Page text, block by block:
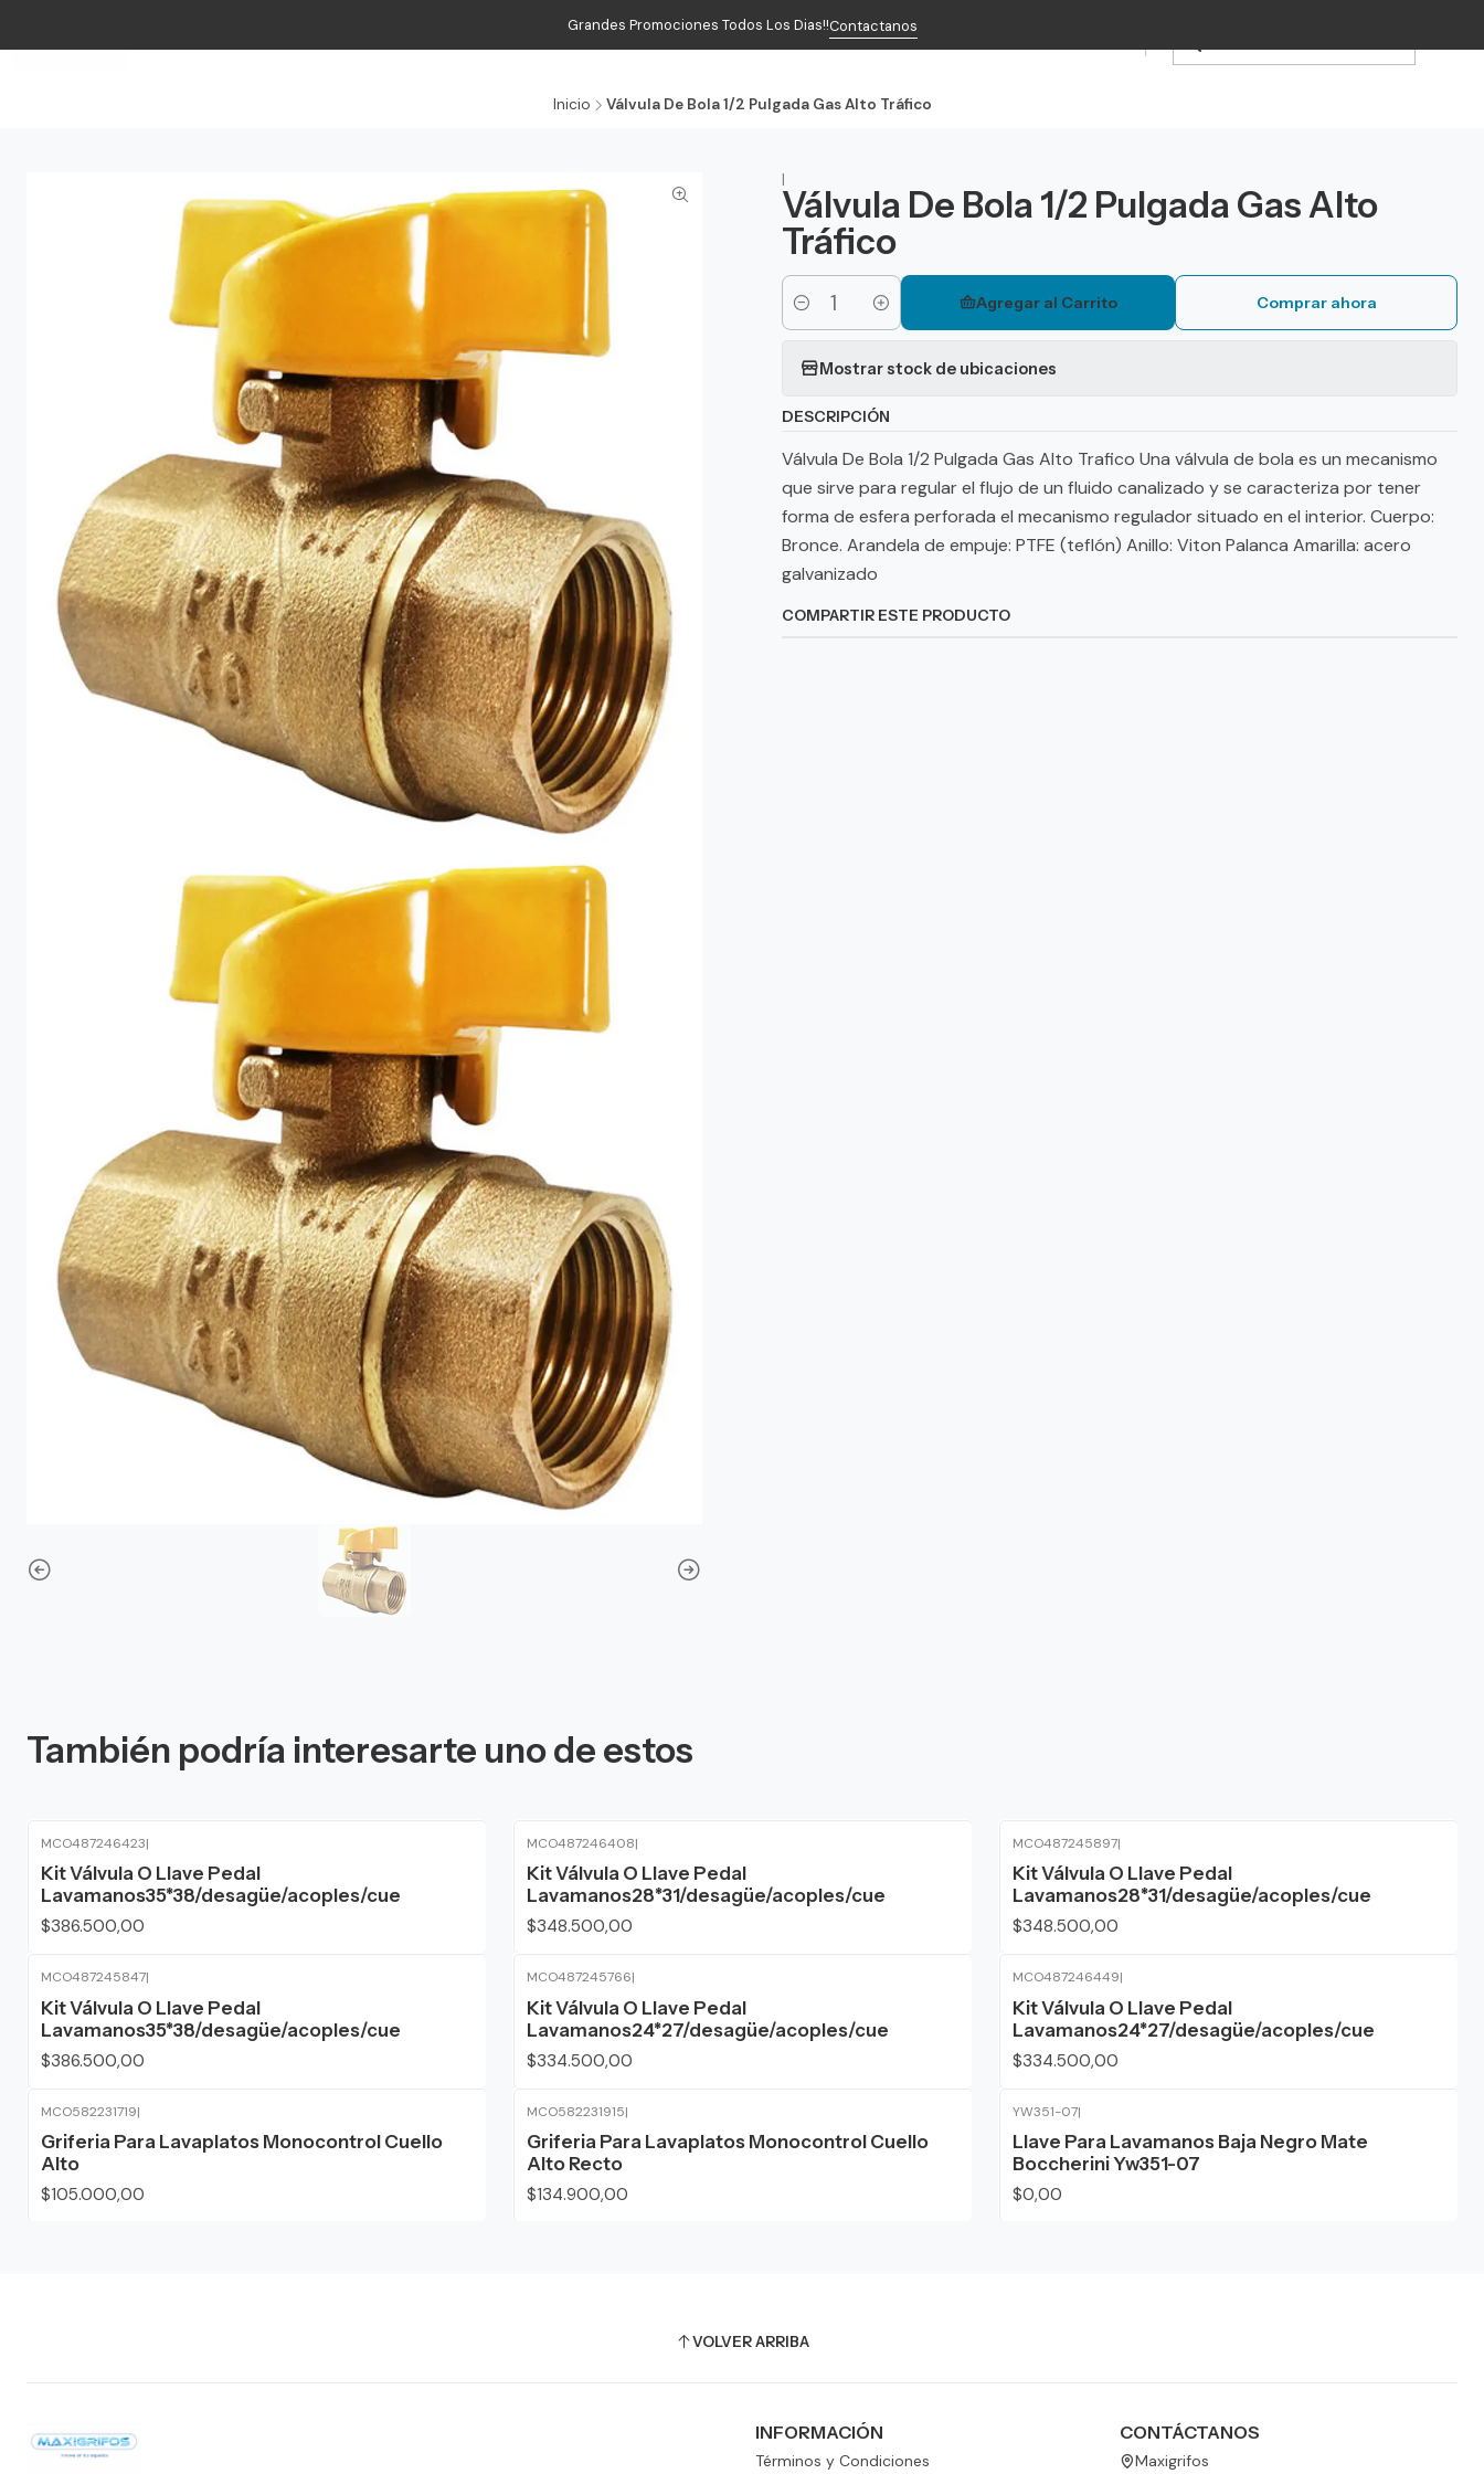
Grandes Promociones Todos Los Dias!!Contactanos
Inicio Válvula De Bola 1/2 Pulgada Gas Alto Tráfico
|
Válvula De Bola 1/2 Pulgada Gas Alto
Tráfico
Cantidad
Agregar al Carrito Comprar ahora
Mostrar stock de ubicaciones
DESCRIPCIÓN
Válvula De Bola 1/2 Pulgada Gas Alto Trafico Una válvula de bola es un mecanismo
que sirve para regular el flujo de un fluido canalizado y se caracteriza por tener
forma de esfera perforada el mecanismo regulador situado en el interior. Cuerpo:
Bronce. Arandela de empuje: PTFE (teflón) Anillo: Viton Palanca Amarilla: acero
galvanizado
COMPARTIR ESTE PRODUCTO
También podría interesarte uno de estos
MCO487246423|
Kit Válvula O Llave Pedal
Lavamanos35*38/desagüe/acoples/cue
$386.500,00
MCO487246408|
Kit Válvula O Llave Pedal
Lavamanos28*31/desagüe/acoples/cue
$348.500,00
MCO487245897|
Kit Válvula O Llave Pedal
Lavamanos28*31/desagüe/acoples/cue
$348.500,00
MCO487245847|
Kit Válvula O Llave Pedal
Lavamanos35*38/desagüe/acoples/cue
$386.500,00
MCO487245766|
Kit Válvula O Llave Pedal
Lavamanos24*27/desagüe/acoples/cue
$334.500,00
MCO487246449|
Kit Válvula O Llave Pedal
Lavamanos24*27/desagüe/acoples/cue
$334.500,00
MCO582231719|
Griferia Para Lavaplatos Monocontrol Cuello
Alto
$105.000,00
MCO582231915|
Griferia Para Lavaplatos Monocontrol Cuello
Alto Recto
$134.900,00
YW351-07|
Llave Para Lavamanos Baja Negro Mate
Boccherini Yw351-07
$0,00
VOLVER ARRIBA
INFORMACIÓN
Términos y Condiciones
CONTÁCTANOS
Maxigrifos